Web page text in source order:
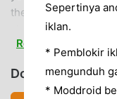
the main characters,
characters!Get an
characters to your
the strongest
inquiries]https://
Read more
Download トレク
Sepertinya
iklan.
* Pemblokir
mengunduh
* Moddroid